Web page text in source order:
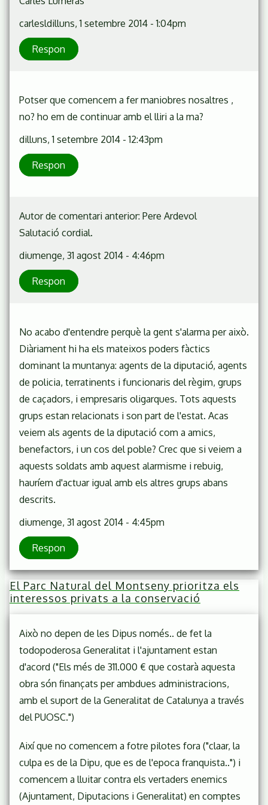
carlesldilluns, 1 setembre 2014 - 1:04pm
Respon
Potser que comencem a fer maniobres nosaltres ,
no? ho em de continuar amb el lliri a la ma?
dilluns, 1 setembre 2014 - 12:43pm
Respon
Autor de comentari anterior: Pere Ardevol
Salutació cordial.
diumenge, 31 agost 2014 - 4:46pm
Respon
No acabo d'entendre perquè la gent s'alarma per això.
Diàriament hi ha els mateixos poders fàctics
dominant la muntanya: agents de la diputació, agents
de policia, terratinents i funcionaris del règim, grups
de caçadors, i empresaris oligarques. Tots aquests
grups estan relacionats i son part de l'estat. Acas
veiem als agents de la diputació com a amics,
benefactors, i un cos del poble? Crec que si veiem a
aquests soldats amb aquest alarmisme i rebuig,
hauríem d'actuar igual amb els altres grups abans
descrits.
diumenge, 31 agost 2014 - 4:45pm
Respon
El Parc Natural del Montseny prioritza els
interessos privats a la conservació
Això no depen de les Dipus només.. de fet la
todopoderosa Generalitat i l'ajuntament estan
d'acord ("Els més de 311.000 € que costarà aquesta
obra són finançats per ambdues administracions,
amb el suport de la Generalitat de Catalunya a través
del PUOSC.")
Així que no comencem a fotre pilotes fora ("claar, la
culpa es de la Dipu, que es de l'epoca franquista..") i
comencem a lluitar contra els vertaders enemics
(Ajuntament, Diputacions i Generalitat) en comptes